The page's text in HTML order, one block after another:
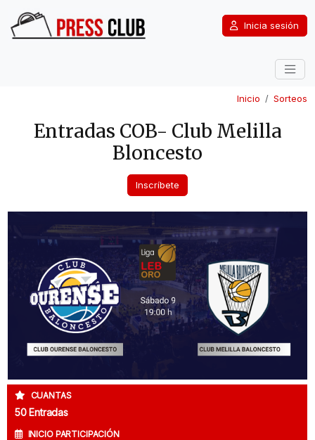
Inicia sesión
Inicio Sorteos
Entradas COB- Club Melilla
Bloncesto
Inscríbete
CUANTAS
50 Entradas
INICIO PARTICIPACIÓN